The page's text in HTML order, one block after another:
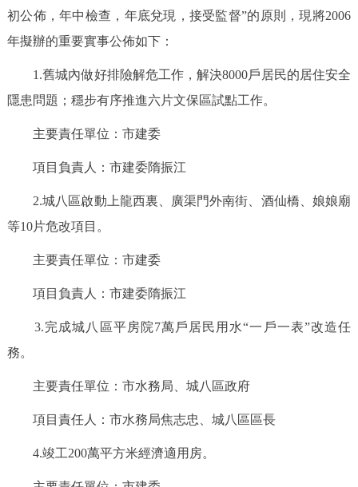
便民服務 利企服務
仲介服務 陽光政務
12345網上接訴即辦 我要諮詢
參與調查
走進北京
北京概況 十六區概覽
多語種
ENGLISH 한국어 日本語
初公佈，年中檢查，年底兌現，接受監督”的原則，現將2006
年擬辦的重要實事公佈如下：
1.舊城內做好排險解危工作，解決8000戶居民的居住安全
隱患問題；穩步有序推進六片文保區試點工作。
主要責任單位：市建委
項目負責人：市建委隋振江
2.城八區啟動上龍西裏、廣渠門外南街、酒仙橋、娘娘廟
等10片危改項目。
主要責任單位：市建委
項目負責人：市建委隋振江
3.完成城八區平房院7萬戶居民用水“一戶一表”改造任
務。
主要責任單位：市水務局、城八區政府
項目責任人：市水務局焦志忠、城八區區長
4.竣工200萬平方米經濟適用房。